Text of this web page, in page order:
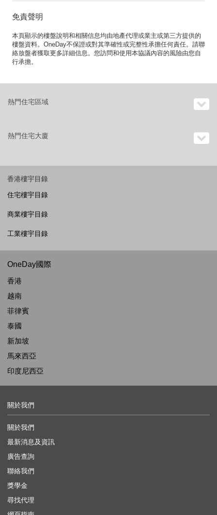
免責聲明
本頁顯示的樓盤說明和相關信息均由地產代理或業主或第三方提供的
樓盤資料。OneDay不保證或對其準確性或完整性承擔任何責任。請聯
絡放盤者獲取更多詳細信息。您訪問和使用本協議內容的風險由您自
行承擔。
熱門住宅區域
熱門住宅大廈
香港樓宇目錄
住宅樓宇目錄
商業樓宇目錄
工業樓宇目錄
OneDay國際
香港
越南
菲律賓
泰國
新加坡
馬來西亞
印度尼西亞
關於我們
關於我們
最新消息及資訊
廣告查詢
聯絡我們
獎學金
尋找代理